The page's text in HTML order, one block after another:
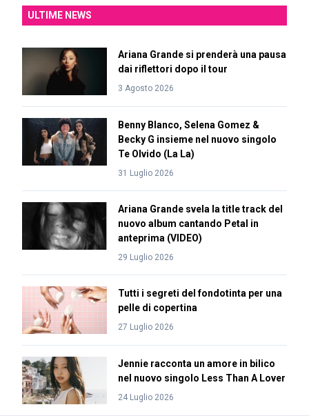
ULTIME NEWS
Ariana Grande si prenderà una pausa
dai riflettori dopo il tour
3 Agosto 2026
Benny Blanco, Selena Gomez &
Becky G insieme nel nuovo singolo
Te Olvido (La La)
31 Luglio 2026
Ariana Grande svela la title track del
nuovo album cantando Petal in
anteprima (VIDEO)
29 Luglio 2026
Tutti i segreti del fondotinta per una
pelle di copertina
27 Luglio 2026
Jennie racconta un amore in bilico
nel nuovo singolo Less Than A Lover
24 Luglio 2026